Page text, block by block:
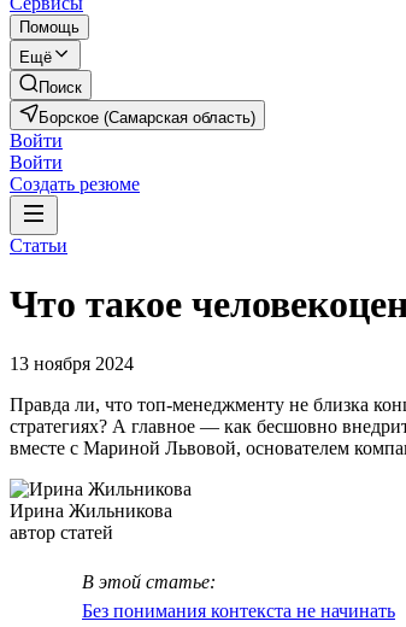
Помощь
Ещё
Поиск
Борское (Самарская область)
Войти
Войти
Создать резюме
Статьи
Что такое
13 ноября 2024
Правда ли, что топ-менеджменту не близка
стратегиях? А главное — как бесшовно
вместе с Мариной Львовой, основателем
Ирина Жильникова
автор статей
В этой статье:
Без понимания контекста не начинать